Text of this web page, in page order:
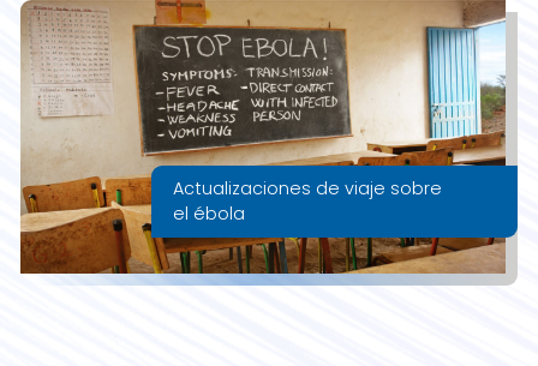
Actualizaciones de viaje sobre
el ébola